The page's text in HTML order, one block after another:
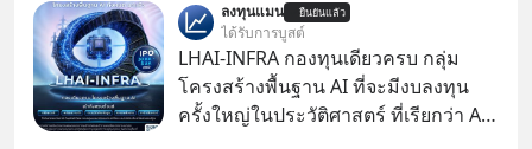
ลงทุนแมน ยืนยันแล้ว
ได้รับการบูสต์
LHAI-INFRA กองทุนเดียวครบ กลุ่ม
โครงสร้างพื้นฐาน AI ที่จะมีงบลงทุน
ครั้งใหญ่ในประวัติศาสตร์ ที่เรียกว่า AI